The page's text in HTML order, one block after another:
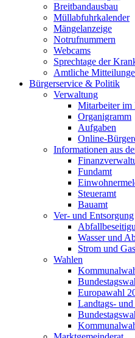
Breitbandausbau
Müllabfuhrkalender
Mängelanzeige
Notrufnummern
Webcams
Sprechtage der
Amtliche
Bürgerservice & Politik
Verwaltung
Mitarbeiter im
Organigramm
Aufgaben
Online-
Informationen aus
Fundamt
Steueramt
Bauamt
Ver- und Entsorgung
Wasser und
Strom und Gas
Wahlen
Europawahl
Landtags-